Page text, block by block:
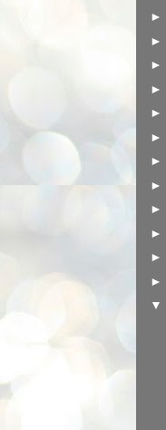
►
►
►
►
►
►
►
►
►
►
►
►
▼